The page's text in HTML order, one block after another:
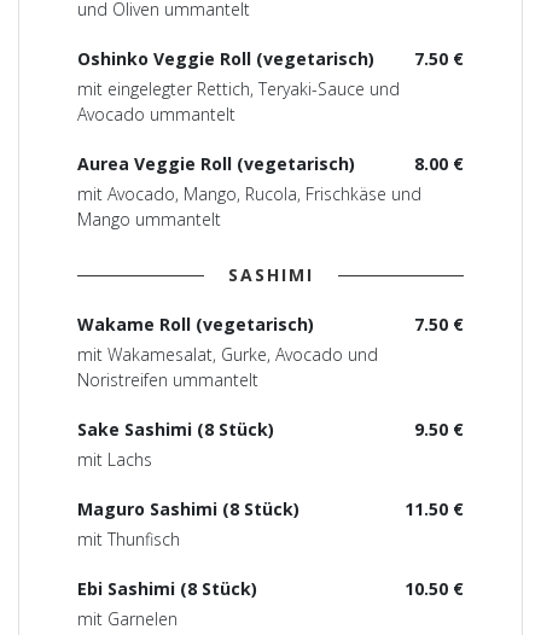
und Oliven ummantelt
7.50 €
Oshinko Veggie Roll (vegetarisch)
mit eingelegter Rettich, Teryaki-Sauce und
Avocado ummantelt
8.00 €
Aurea Veggie Roll (vegetarisch)
mit Avocado, Mango, Rucola, Frischkäse und
Mango ummantelt
SASHIMI
7.50 €
Wakame Roll (vegetarisch)
mit Wakamesalat, Gurke, Avocado und
Noristreifen ummantelt
9.50 €
Sake Sashimi (8 Stück)
mit Lachs
11.50 €
Maguro Sashimi (8 Stück)
mit Thunfisch
10.50 €
Ebi Sashimi (8 Stück)
mit Garnelen